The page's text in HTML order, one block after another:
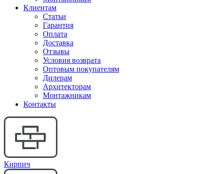
Клиентам
Статьи
Гарантия
Оплата
Доставка
Отзывы
Условия возврата
Оптовым покупателям
Дилерам
Архитекторам
Монтажникам
Контакты
Кирпич